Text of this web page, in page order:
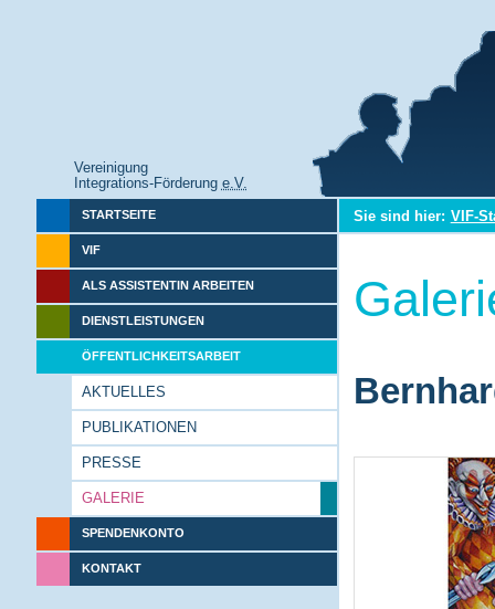
Vereinigung
Integrations-Förderung e.V.
STARTSEITE
VIF
ALS ASSISTENTIN ARBEITEN
DIENSTLEISTUNGEN
ÖFFENTLICHKEITSARBEIT
AKTUELLES
PUBLIKATIONEN
PRESSE
GALERIE
SPENDENKONTO
KONTAKT
Sie sind hier: VIF-